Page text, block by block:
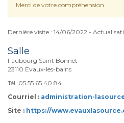
Merci de votre compréhension.
Dernière visite : 14/06/2022 -
Salle
Faubourg Saint Bonnet
23110 Evaux-les-bains
Tél. 05 55 65 40 84
Courriel : administration-
Site : https://